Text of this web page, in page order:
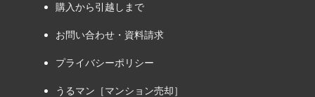
購入から引越しまで
お問い合わせ・資料請求
プライバシーポリシー
うるマン［マンション売却］